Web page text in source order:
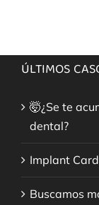
ÚLTIMOS
🤯¿Se te
dental?
Implant
Buscamos